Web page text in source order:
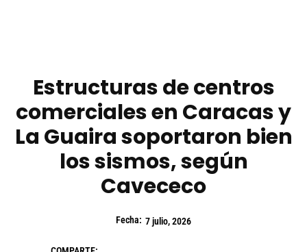
Estructuras de centros
comerciales en Caracas y
La Guaira soportaron bien
los sismos, según
Cavececo
Fecha: 7 julio, 2026